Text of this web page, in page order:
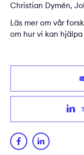
Christian Dymén,
Läs mer om vår
om hur vi kan